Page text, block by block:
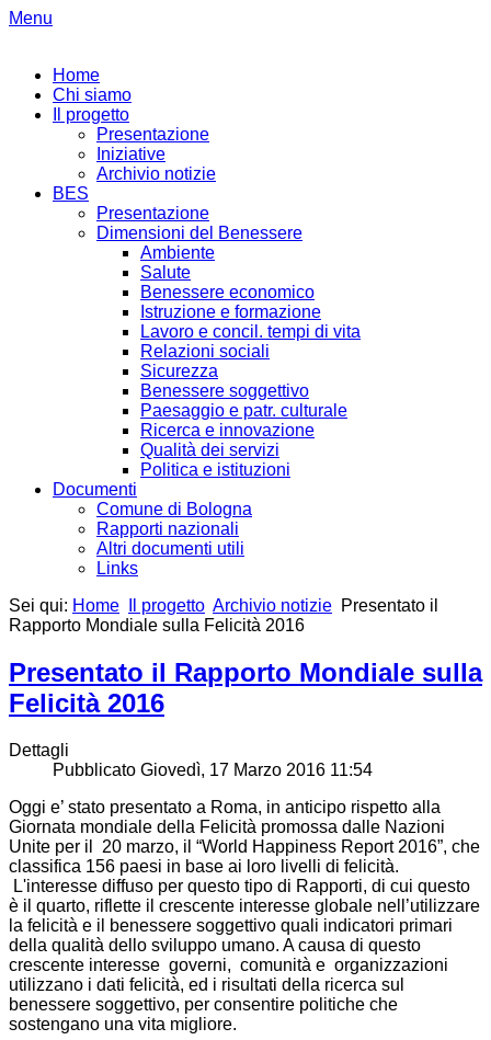
Menu
Home
Chi siamo
Il progetto
Presentazione
Iniziative
Archivio notizie
BES
Presentazione
Dimensioni del Benessere
Ambiente
Salute
Benessere economico
Istruzione e formazione
Lavoro e concil. tempi di vita
Relazioni sociali
Sicurezza
Benessere soggettivo
Paesaggio e patr. culturale
Ricerca e innovazione
Qualità dei servizi
Politica e istituzioni
Documenti
Comune di Bologna
Rapporti nazionali
Altri documenti utili
Links
Sei qui: Home Il progetto Archivio notizie Presentato il
Rapporto Mondiale sulla Felicità 2016
Presentato il Rapporto Mondiale sulla
Felicità 2016
Dettagli
Pubblicato Giovedì, 17 Marzo 2016 11:54
Oggi e’ stato presentato a Roma, in anticipo rispetto alla
Giornata mondiale della Felicità promossa dalle Nazioni
Unite per il 20 marzo, il “World Happiness Report 2016”, che
classifica 156 paesi in base ai loro livelli di felicità.
L'interesse diffuso per questo tipo di Rapporti, di cui questo
è il quarto, riflette il crescente interesse globale nell’utilizzare
la felicità e il benessere soggettivo quali indicatori primari
della qualità dello sviluppo umano. A causa di questo
crescente interesse governi, comunità e organizzazioni
utilizzano i dati felicità, ed i risultati della ricerca sul
benessere soggettivo, per consentire politiche che
sostengano una vita migliore.